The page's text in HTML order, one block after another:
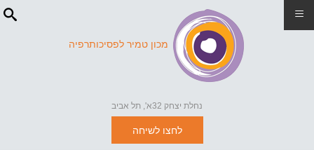
מכון טמיר לפסיכותרפיה
נחלת יצחק 32א', תל אביב
לחצו לשיחה
≡